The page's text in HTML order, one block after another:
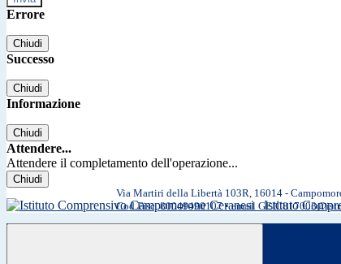
Errore
Chiudi
Successo
Chiudi
Informazione
Chiudi
Attendere...
Attendere il completamento dell'operazione...
Chiudi
Istituto
Via Martiri della Libertà 103R, 16014 -
Cod.Fisc. 80049490107 • email